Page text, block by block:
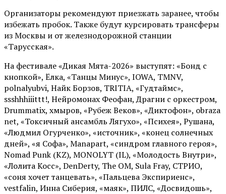
Организаторы рекомендуют приезжать заранее, чтобы
избежать пробок. Также будут курсировать трансферы
из Москвы и от железнодорожной станции
«Тарусская».
На фестивале «Дикая Мята-2026» выступят: «Бонд с
кнопкой», Ёлка, «Танцы Минус», IOWA, TMNV,
polnalyubvi, Найк Борзов, TRITIA, «Гудтаймс»,
ssshhhiiittt!, Нейромонах Феофан, Драгни с оркестром,
Drummatix, хмыров, «Рубеж Веков», «Диктофон», obraza
net, «Токсичный ансамбль Лягухо», «Психея», Рушана,
«Людмил Огурченко», «источник», «конец солнечных
дней», «я Софа», Manapart, «синдром главного героя»,
Nomad Punk (KZ), MONOLYT (IL), «Молодость Внутри»,
«Лолита Косс», DenDerty, The OM, Sula Fray, СТРИО,
«соня хочет танцевать», «Пальцева Экспириенс»,
vestfalin, Инна Сиберия, «маяк», ПИЛС, «Досвидошь»,